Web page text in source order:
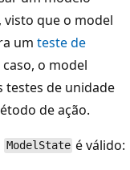
visto que o model
um teste de
o model
testes de unidade
de ação.
ModelState é válido: